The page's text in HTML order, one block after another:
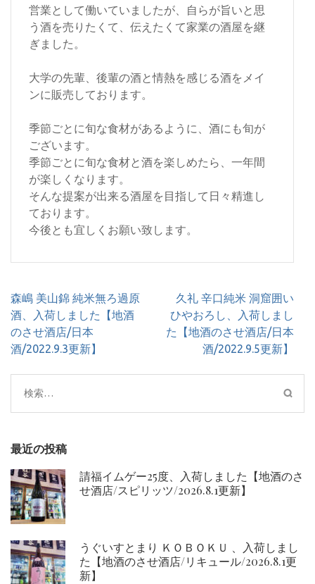
営業として働いていましたが、自らが旨いと思
う酒を売りたくて、伝えたくて家業の酒屋を継
ぎました。
大学の先輩、後輩の酒と情熱を感じる酒をメイ
ンに販売しております。
季節ごとに旬な食材があるように、酒にも旬が
ございます。
季節ごとに旬な食材と酒を楽しめたら、一年間
が楽しくなります。
そんな提案が出来る酒屋を目指して日々精進し
ております。
今後とも宜しくお願い致します。
投
稿
ナ
ビ
シ
ョ
森嶋 美山錦 純米無ろ過原
酒、入荷しました【地酒
のさせ酒店/日本
酒/2022.9.3更新】
久礼 辛口純米 洞窟囲い
ひやおろし、入荷しまし
た【地酒のさせ酒店/日本
酒/2022.9.5更新】
検
索:
最近の投稿
請福イムゲー25度、入荷しました【地酒のさ
せ酒店/スピリッツ/2026.8.1更新】
うぐいすとまり ＫＯＢＯＫＵ 、入荷しまし
た【地酒のさせ酒店/リキュール/2026.8.1更
新】